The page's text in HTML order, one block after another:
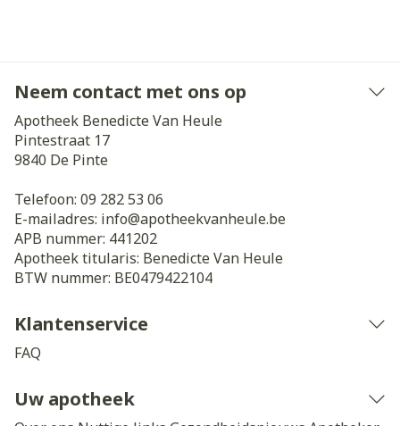
Neem contact met ons op
Apotheek Benedicte Van Heule
Pintestraat 17
9840 De Pinte
Telefoon: 09 282 53 06
E-mailadres: info@apotheekvanheule.be
APB nummer: 441202
Apotheek titularis: Benedicte Van Heule
BTW nummer: BE0479422104
Klantenservice
FAQ
Uw apotheek